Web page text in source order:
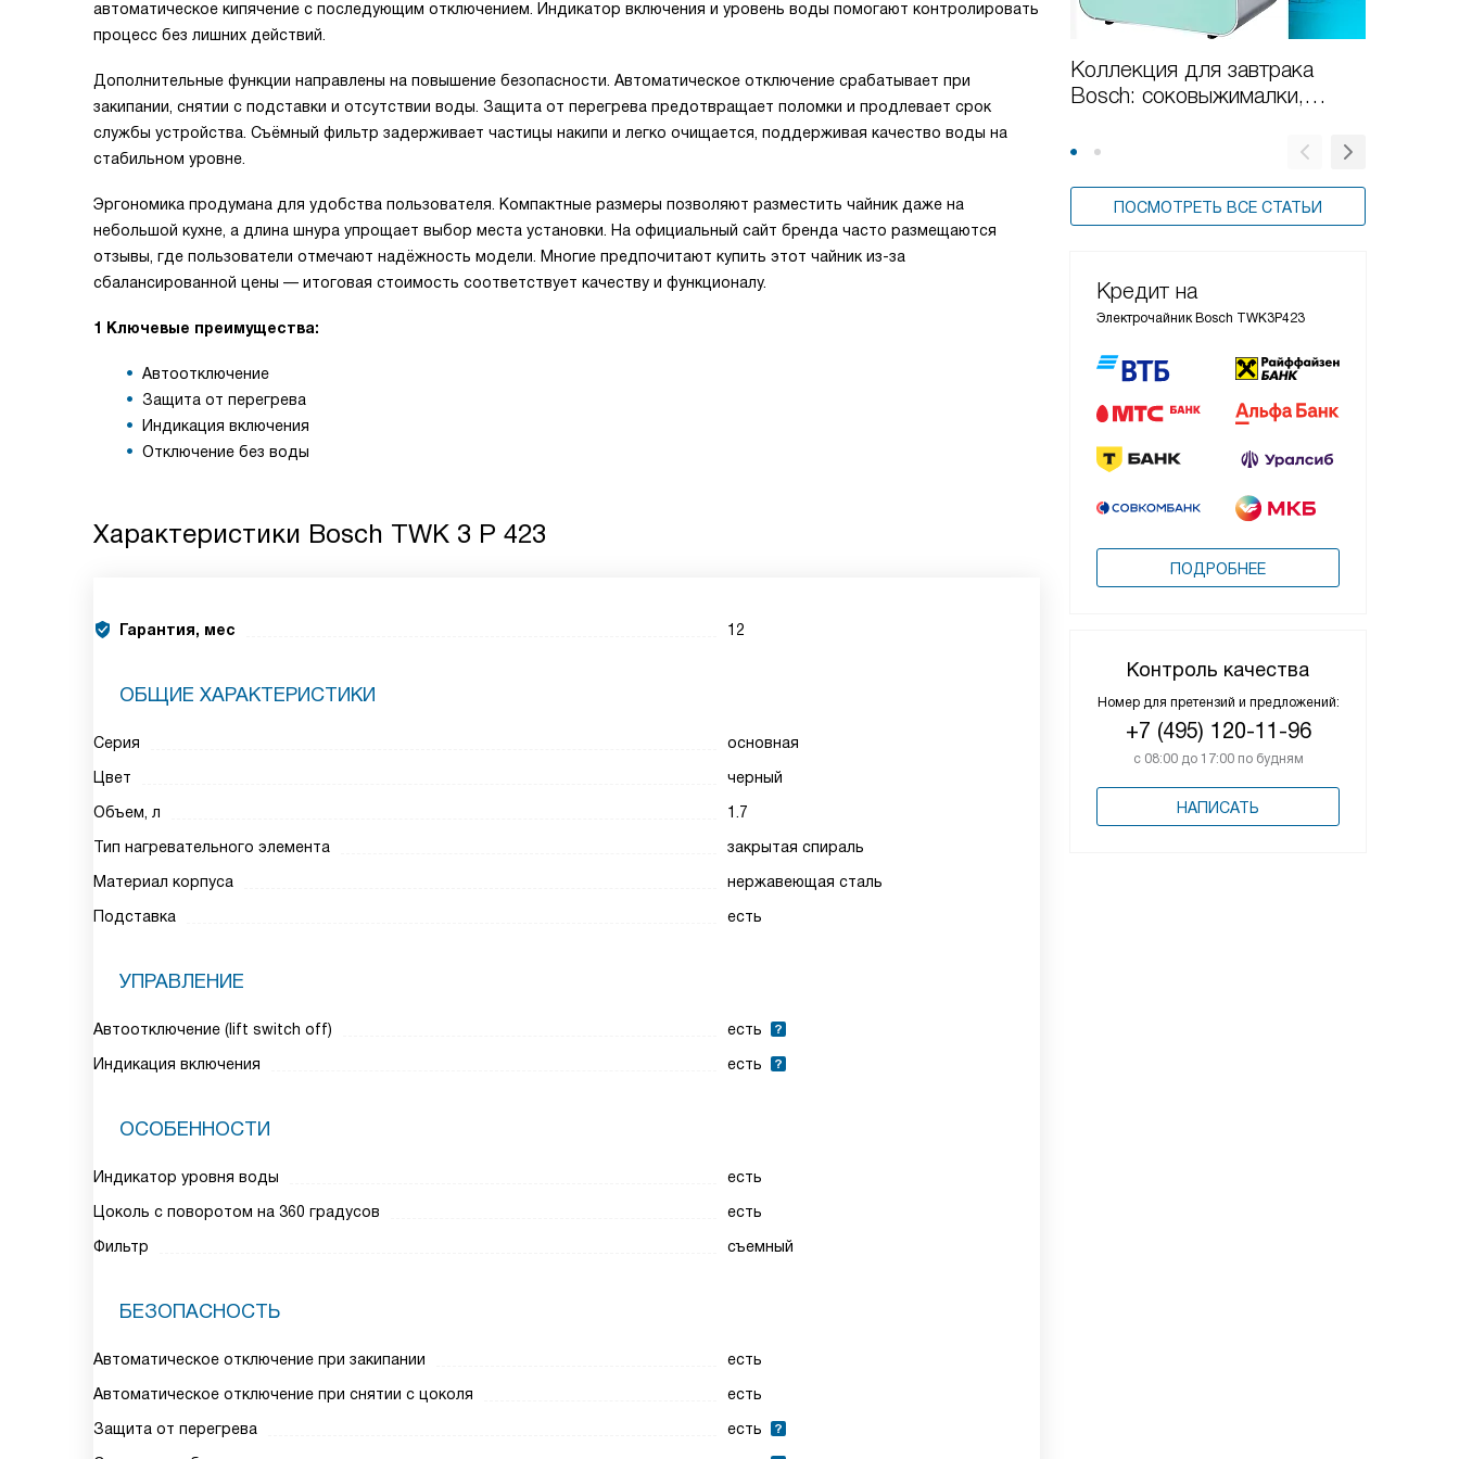
Коллекция для завтрака
Bosch: соковыжималки,
ПОСМОТРЕТЬ ВСЕ СТАТЬИ
Кредит на
Электрочайник Bosch TWK3P423
ПОДРОБНЕЕ
Контроль качества
Номер для претензий и предложений:
+7 (495) 120-11-96
с 08:00 до 17:00 по будням
НАПИСАТЬ
автоматическое кипячение с последующим отключением. Индикатор включения и уровень воды помогают контролировать
процесс без лишних действий.
Дополнительные функции направлены на повышение безопасности. Автоматическое отключение срабатывает при
закипании, снятии с подставки и отсутствии воды. Защита от перегрева предотвращает поломки и продлевает срок
службы устройства. Съёмный фильтр задерживает частицы накипи и легко очищается, поддерживая качество воды на
стабильном уровне.
Эргономика продумана для удобства пользователя. Компактные размеры позволяют разместить чайник даже на
небольшой кухне, а длина шнура упрощает выбор места установки. На официальный сайт бренда часто размещаются
отзывы, где пользователи отмечают надёжность модели. Многие предпочитают купить этот чайник из-за
сбалансированной цены — итоговая стоимость соответствует качеству и функционалу.
1 Ключевые преимущества:
Автоотключение
Защита от перегрева
Индикация включения
Отключение без воды
Характеристики Bosch TWK 3 P 423
Гарантия, мес 12
ОБЩИЕ ХАРАКТЕРИСТИКИ
Серия
основная
Цвет
черный
Объем, л
1.7
Тип нагревательного элемента
закрытая спираль
Материал корпуса
нержавеющая сталь
Подставка
есть
УПРАВЛЕНИЕ
Автоотключение (lift switch off)
есть
Индикация включения
есть
ОСОБЕННОСТИ
Индикатор уровня воды
есть
Цоколь с поворотом на 360 градусов
есть
Фильтр
съемный
БЕЗОПАСНОСТЬ
Автоматическое отключение при закипании
есть
Автоматическое отключение при снятии с цоколя
есть
Защита от перегрева
есть